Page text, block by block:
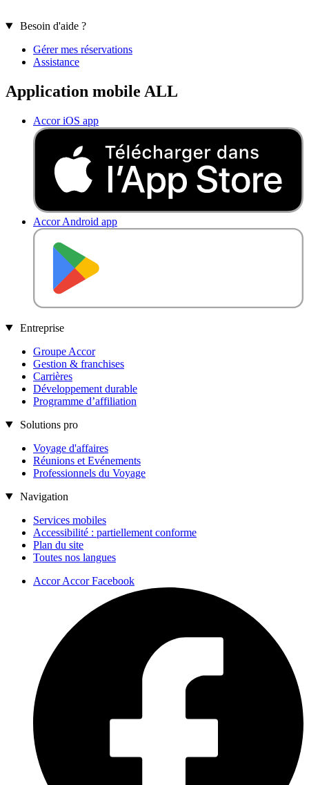
Besoin d'aide ?
Gérer mes réservations
Assistance
Application mobile ALL
Accor iOS app
Accor Android app
Entreprise
Groupe Accor
Gestion & franchises
Carrières
Développement durable
Programme d’affiliation
Solutions pro
Voyage d'affaires
Réunions et Evénements
Professionnels du Voyage
Navigation
Services mobiles
Accessibilité : partiellement conforme
Plan du site
Toutes nos langues
Accor Accor Facebook